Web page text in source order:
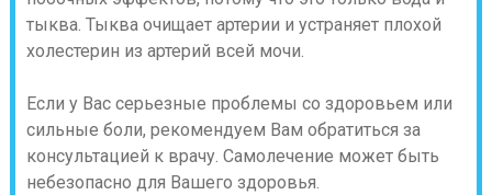
тыква. Тыква очищает артерии и устраняет плохой
холестерин из артерий всей мочи.
Если у Вас серьезные проблемы со здоровьем или
сильные боли, рекомендуем Вам обратиться за
консультацией к врачу. Самолечение может быть
небезопасно для Вашего здоровья.